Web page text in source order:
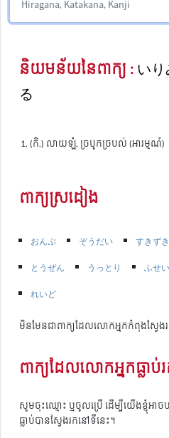
និយមន័យនៃពាក្យ :い
る
(កិ.) លាយឡំ, ច្របូកច្របល់ (អារម្មណ៍)
ពាក្យស្រដៀង
おんぷ ぞうだい すきずき
とうぜん
うっとり ふせ
れいど
មិនមែនជាពាក្យដែលលោកអ្នកកំពុងស្វែង
ពាក្យដែលលោកអ្នកធ្លាប់
សូមចុះឈ្មោះ ឬចូលប្រើ ដើម្បីយើងខ្ញុំអាច
ធ្លាប់បានស្វែងរកនៅទីនេះ។